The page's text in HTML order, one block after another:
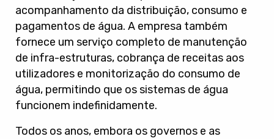
acompanhamento da distribuição, consumo e
pagamentos de água. A empresa também
fornece um serviço completo de manutenção
de infra-estruturas, cobrança de receitas aos
utilizadores e monitorização do consumo de
água, permitindo que os sistemas de água
funcionem indefinidamente.
Todos os anos, embora os governos e as